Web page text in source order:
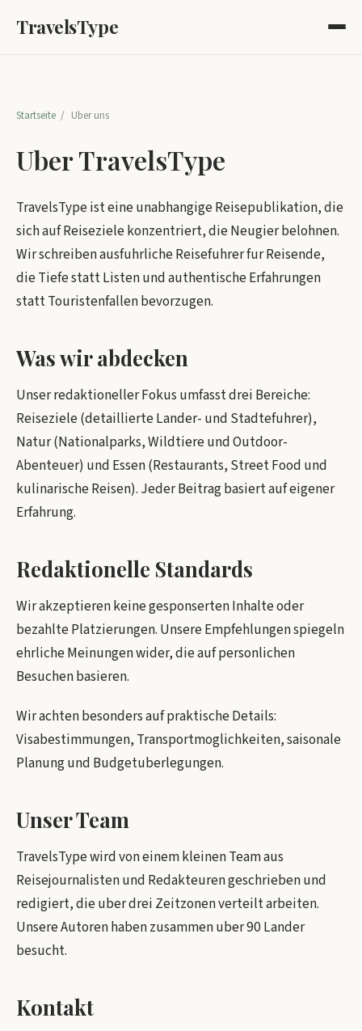
TravelsType
Startseite / Uber uns
Uber TravelsType
TravelsType ist eine unabhangige Reisepublikation, die
sich auf Reiseziele konzentriert, die Neugier belohnen.
Wir schreiben ausfuhrliche Reisefuhrer fur Reisende,
die Tiefe statt Listen und authentische Erfahrungen
statt Touristenfallen bevorzugen.
Was wir abdecken
Unser redaktioneller Fokus umfasst drei Bereiche:
Reiseziele (detaillierte Lander- und Stadtefuhrer),
Natur (Nationalparks, Wildtiere und Outdoor-
Abenteuer) und Essen (Restaurants, Street Food und
kulinarische Reisen). Jeder Beitrag basiert auf eigener
Erfahrung.
Redaktionelle Standards
Wir akzeptieren keine gesponserten Inhalte oder
bezahlte Platzierungen. Unsere Empfehlungen spiegeln
ehrliche Meinungen wider, die auf personlichen
Besuchen basieren.
Wir achten besonders auf praktische Details:
Visabestimmungen, Transportmoglichkeiten, saisonale
Planung und Budgetuberlegungen.
Unser Team
TravelsType wird von einem kleinen Team aus
Reisejournalisten und Redakteuren geschrieben und
redigiert, die uber drei Zeitzonen verteilt arbeiten.
Unsere Autoren haben zusammen uber 90 Lander
besucht.
Kontakt